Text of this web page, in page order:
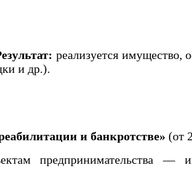
реализуется имущество,
и др.).
и банкротстве» (от
предпринимательства —